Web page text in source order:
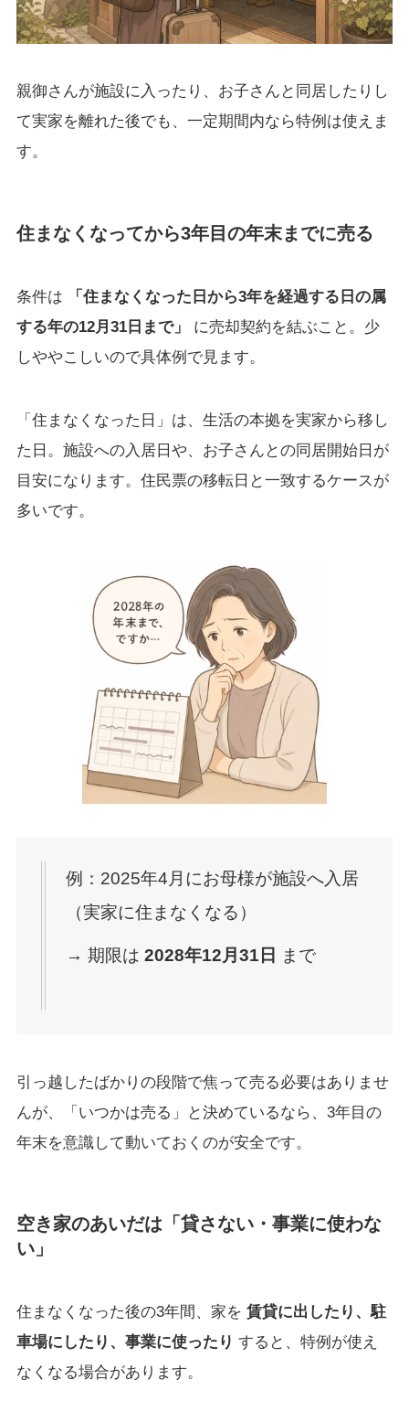
親御さんが施設に入ったり、お子さんと同居したりし
て実家を離れた後でも、一定期間内なら特例は使えま
す。
住まなくなってから3年目の年末までに売る
条件は
「住まなくなった日から3年を経過する日の属
する年の12月31日まで」
に売却契約を結ぶこと。少
しややこしいので具体例で見ます。
「住まなくなった日」は、生活の本拠を実家から移し
た日。施設への入居日や、お子さんとの同居開始日が
目安になります。住民票の移転日と一致するケースが
多いです。
例：2025年4月にお母様が施設へ入居
（実家に住まなくなる）
→ 期限は 2028年12月31日 まで
引っ越したばかりの段階で焦って売る必要はありませ
んが、「いつかは売る」と決めているなら、3年目の
年末を意識して動いておくのが安全です。
空き家のあいだは「貸さない・事業に使わな
い」
住まなくなった後の3年間、家を 賃貸に出したり、駐
車場にしたり、事業に使ったり すると、特例が使え
なくなる場合があります。